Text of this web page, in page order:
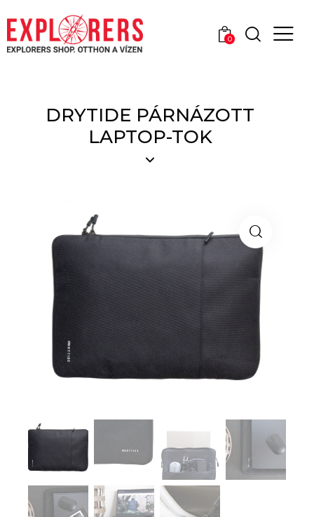
0
DRYTIDE PÁRNÁZOTT
LAPTOP-TOK